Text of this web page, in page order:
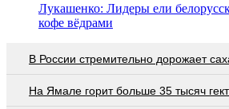
Лукашенко: Лидеры ели
кофе вёдрами
В России стремительно дорожает
На Ямале горит больше 35 тысяч